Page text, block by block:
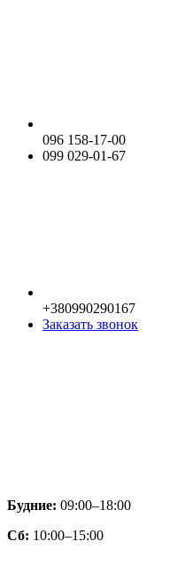
096 158-17-00
099 029-01-67
+380990290167
Заказать звонок
Будние: 09:00–18:00
Сб: 10:00–15:00